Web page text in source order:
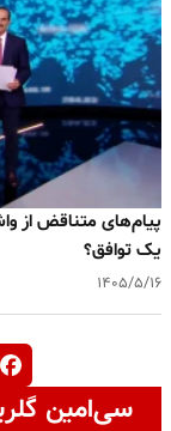
پیام‌های متناقض از
یک توافق؟
۱۴۰۵/۵/۱۶
سی‌امین